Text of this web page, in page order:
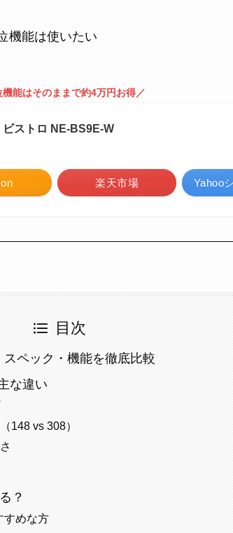
機能は使いたい
機能はそのままで約4万円お得／
ストロ NE-BS9E-W
楽天市場 Yahoo
目次
ペック・機能を徹底比較
な違い
148 vs 308）
？
すめな方